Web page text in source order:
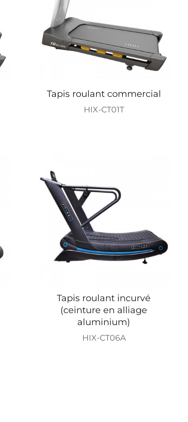
Tapis roulant commercial
HIX-CT01T
Tapis roulant incurvé
(ceinture en alliage
aluminium)
HIX-CT06A